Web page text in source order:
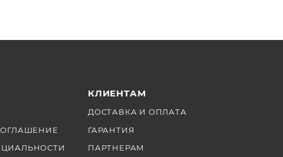
КЛИЕНТАМ
ДОСТАВКА И ОПЛАТА
ГАРАНТИЯ
ПАРТНЕРАМ